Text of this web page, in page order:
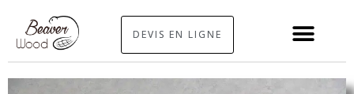
DEVIS EN LIGNE